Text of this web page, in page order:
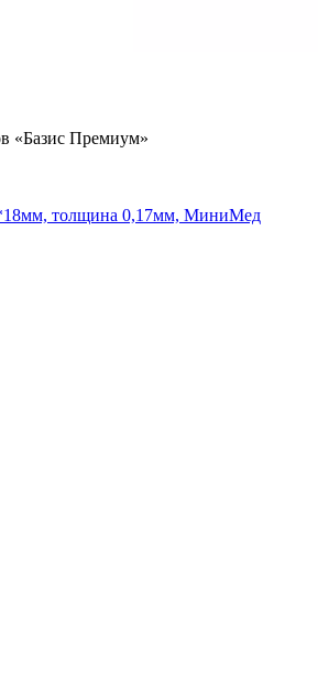
«Базис Премиум»
толщина 0,17мм, МиниМед